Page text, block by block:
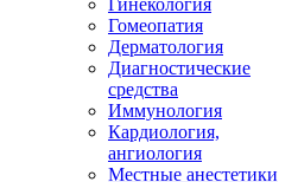
Гинекология
Гомеопатия
Дерматология
Диагностические
средства
Иммунология
Кардиология,
ангиология
Местные анестетики